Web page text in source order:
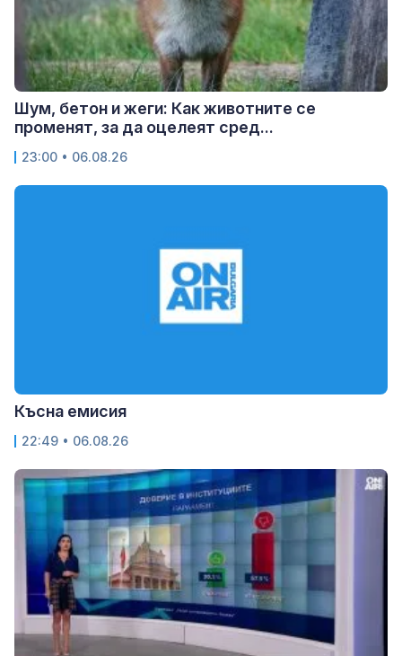
Шум, бетон и жеги: Как животните се
променят, за да оцелеят сред...
23:00 • 06.08.26
Късна емисия
22:49 • 06.08.26